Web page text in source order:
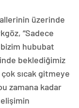
üzerinde
“Sadece
bizim hububat
beklediğimiz
çok sıcak gitmeye
zamana kadar